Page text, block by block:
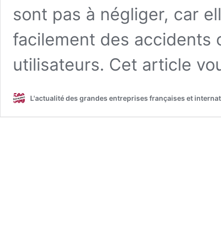
sont pas à négliger, car
facilement des accidents
utilisateurs. Cet article
L'actualité des grandes entreprises françaises et